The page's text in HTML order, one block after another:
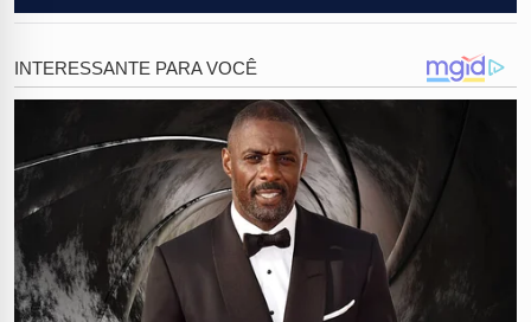
precisão tática. A operação foi conduzida com maestria
Unidos, evidenciando uma cooperação de inteligência
surpreendente com as autoridades venezuelanas locais
para atingir o coração da organização criminosa.
Niño Guerrero não era apenas um criminoso comum,
mas o arquiteto por trás da expansão internacional do
Tren de Aragua
, grupo que o governo norte-
americano classifica formalmente como uma perigosa